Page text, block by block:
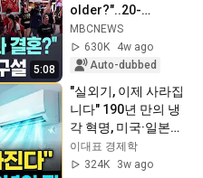
5:08
older?"..20-
something US
press secretary in
hot water again
MBCNEWS
630K
4w ago
Auto-dubbed
"실외기, 이제 사라집
니다" 190년 만의 냉
각 혁명, 미국·일본이
못 푼 걸 삼성이 해냈
습니다
이대표 경제학
324K
3w ago